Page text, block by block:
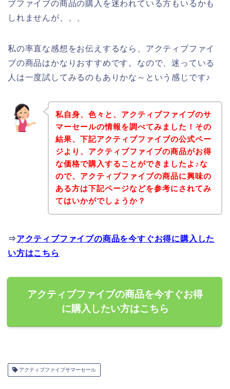
ブファイブの商品の購入を迷われている方もいるかも
しれませんが、、、
私の率直な感想をお伝えするなら、アクティブファイ
ブの商品はかなりおすすめです。なので、迷っている
人は一度試してみるのもありかな～という感じです♪
私自身、色々と、アクティブファイブのサ
マーセールの情報を調べてみました！その
結果、下記アクティブファイブの公式ペー
ジより、アクティブファイブの商品がお得
な価格で購入することができましたよ♪な
ので、アクティブファイブの商品に興味の
ある方は下記ページなどを参考にされてみ
てはいかがでしょうか？
⇒アクティブファイブの商品を今すぐお得に購入した
い方はこちら
アクティブファイブの商品を今すぐお得
に購入したい方はこちら
アクティブファイブサマーセール